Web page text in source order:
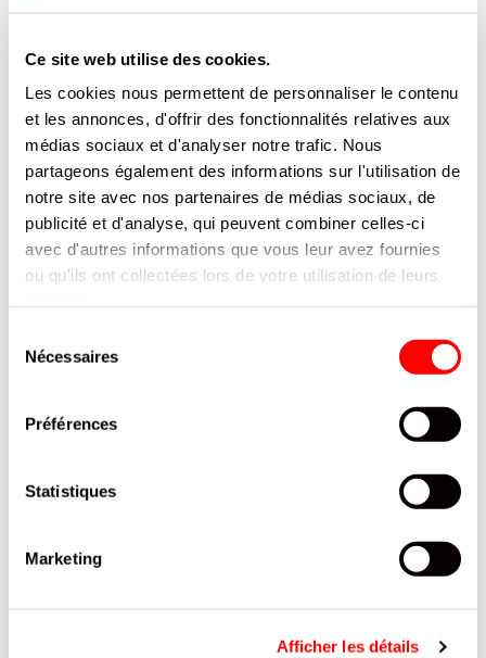
Ce site web utilise des cookies.
Les cookies nous permettent de personnaliser le contenu
et les annonces, d'offrir des fonctionnalités relatives aux
médias sociaux et d'analyser notre trafic. Nous
partageons également des informations sur l'utilisation de
notre site avec nos partenaires de médias sociaux, de
publicité et d'analyse, qui peuvent combiner celles-ci
avec d'autres informations que vous leur avez fournies
ou qu'ils ont collectées lors de votre utilisation de leurs
Nécessaires
Préférences
Statistiques
Marketing
Afficher les détails
SE CONNECTER